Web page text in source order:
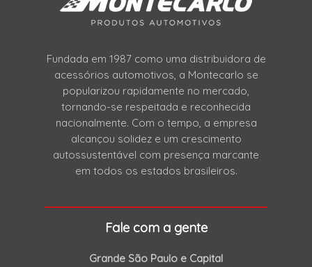
Fundada em 1987 como uma distribuidora de
acessórios automotivos, a Montecarlo se
popularizou rapidamente no mercado,
tornando-se respeitada e reconhecida
nacionalmente. Com o tempo, a empresa
alcançou solidez e um crescimento
autossustentável com presença marcante
em todos os estados brasileiros.
Fale com a gente
Grande São Paulo e Capital